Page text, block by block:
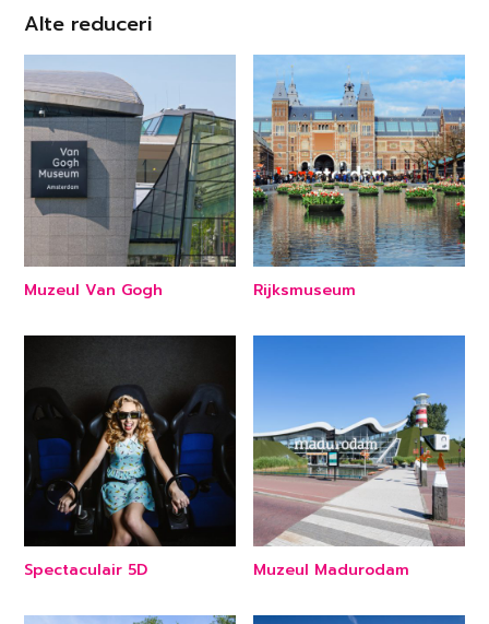
Alte reduceri
Muzeul Van Gogh Rijksmuseum
Spectaculair 5D Muzeul Madurodam